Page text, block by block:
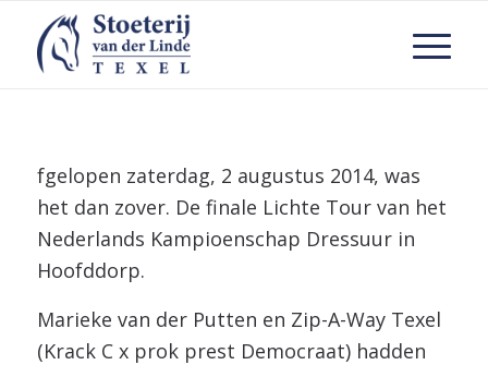
fgelopen zaterdag, 2 augustus 2014, was
het dan zover. De finale Lichte Tour van het
Nederlands Kampioenschap Dressuur in
Hoofddorp.
Marieke van der Putten en Zip-A-Way Texel
(Krack C x prok prest Democraat) hadden